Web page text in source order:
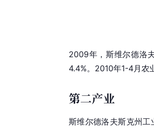
2009年，斯维尔德洛
4.4%。2010年1-4月农
第二产业
斯维尔德洛夫斯克州工